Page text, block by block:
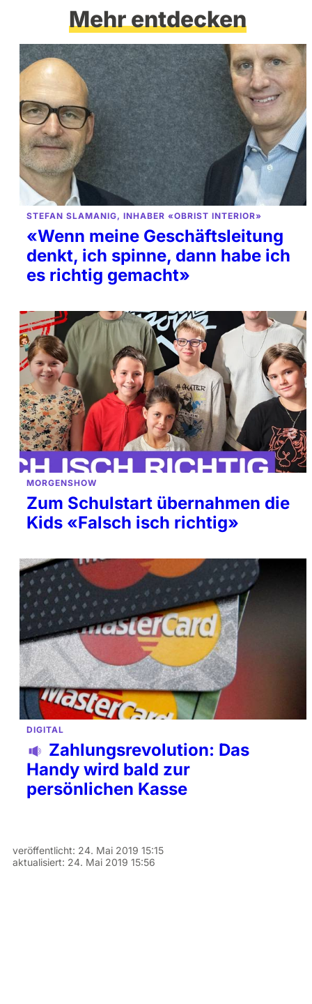
Mehr entdecken
STEFAN SLAMANIG, INHABER «OBRIST INTERIOR»
«Wenn meine Geschäftsleitung
denkt, ich spinne, dann habe ich
es richtig gemacht»
MORGENSHOW
Zum Schulstart übernahmen die
Kids «Falsch isch richtig»
DIGITAL
Zahlungsrevolution: Das
Handy wird bald zur
persönlichen Kasse
veröffentlicht: 24. Mai 2019 15:15
aktualisiert: 24. Mai 2019 15:56